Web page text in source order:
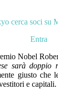
cerca soci su
Entra
Nobel
sarà doppio
giusto che
e capitali.